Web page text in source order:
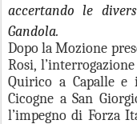
accertando le
Gandola.
Dopo la Mozione
Rosi,
Quirico a Capalle
Cicogne a San
l’impegno di Forza